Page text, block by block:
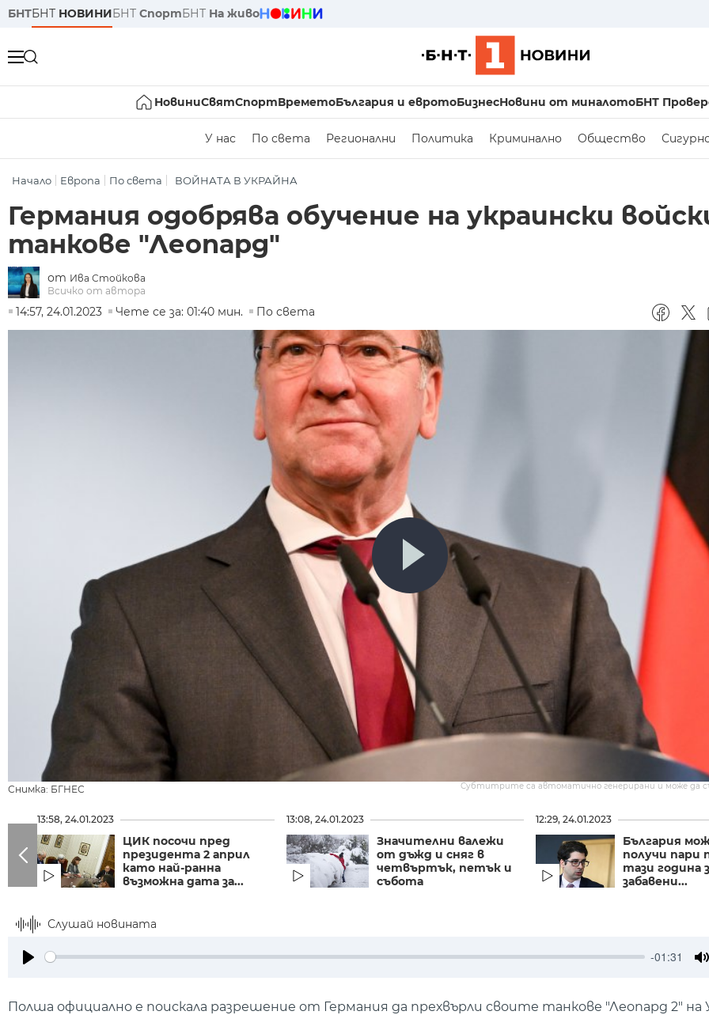
БНТБНТ НОВИНИБНТ СпортБНТ На живо
НовиниСвятСпортВреметоБългария и евротоБизнесНовини от миналотоБНТ
У нас По света Регионални Политика Криминално Общество
Начало Европа По света ВОЙНАТА В УКРАЙНА
Германия одобрява обучение на украински
танкове "Леопард"
от Ива Стойкова
Всичко от автора
14:57, 24.01.2023
Чете се за: 01:40 мин. По света
Снимка: БГНЕС Субтитрите са автоматично генерирани и може да
13:58, 24.01.2023
ЦИК посочи пред
президента 2 април
като най-ранна
възможна дата за...
13:08, 24.01.2023
Значителни валежи
от дъжд и сняг в
четвъртък, петък и
събота
12:29, 24.01.2023
България
получи пари
тази година
забавени...
Слушай новината
-01:31
Полша официално е поискала разрешение от Германия да прехвърли своите танкове "Леопард 2" на